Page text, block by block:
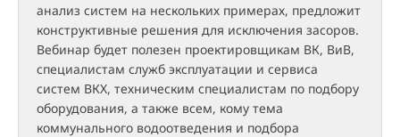
анализ систем на нескольких примерах, предложит
конструктивные решения для исключения засоров.
Вебинар будет полезен проектировщикам ВК, ВиВ,
специалистам служб эксплуатации и сервиса
систем ВКХ, техническим специалистам по подбору
оборудования, а также всем, кому тема
коммунального водоотведения и подбора